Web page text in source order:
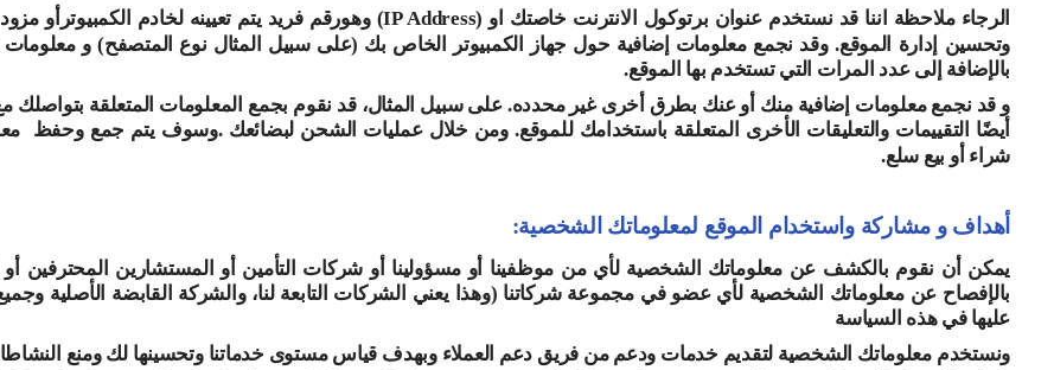
الرجاء ملاحظة اننا قد نستخدم عنوان برتوكول الانترنت خاصتك او (IP Address)وهورقم فريد يتم تعيينه لخادم الكمبيوتر أو
وتحسين إدارة الموقع. وقد نجمع معلومات إضافية حول جهاز الكمبيوتر الخاص بك (على سبيل المثال نوع المتصفح) و
بالإضافة إلى عدد المرات التي تستخدم بها الموقع.
و قد نجمع معلومات إضافية منك أو عنك بطرق أخرى غير محدده. على سبيل المثال، قد نقوم بجمع المعلومات المتعلقة بتواصلك
أيضًا التقييمات والتعليقات الأخرى المتعلقة باستخدامك للموقع. ومن خلال عمليات الشحن لبضائعك .وسوف يتم جمع وحفظ
شراء أو بيع سلع.
أهداف و مشاركة واستخدام الموقع لمعلوماتك الشخصية:
يمكن أن نقوم بالكشف عن معلوماتك الشخصية لأي من موظفينا أو مسؤولينا أو شركات التأمين أو المستشارين المحترفين أو
بالإفصاح عن معلوماتك الشخصية لأي عضو في مجموعة شركاتنا (وهذا يعني الشركات التابعة لنا، والشركة القابضة الأصلية
عليها في هذه السياسة
ونستخدم معلوماتك الشخصية لتقديم خدمات ودعم من فريق دعم العملاء وبهدف قياس مستوى خدماتنا وتحسينها لك ومنع النشاطات